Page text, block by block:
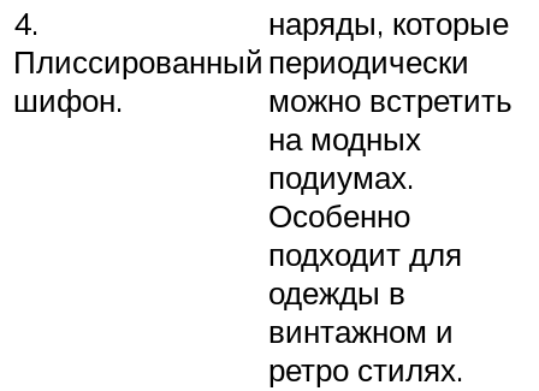
4.
Плиссированный
шифон.
наряды, которые
периодически
можно встретить
на модных
подиумах.
Особенно
подходит для
одежды в
винтажном и
ретро стилях.